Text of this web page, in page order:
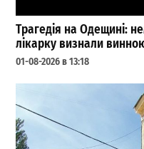
Трагедія на Одещині:
лікарку визнали
01-08-2026 в 13:18